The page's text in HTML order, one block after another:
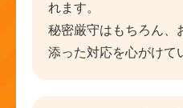
れます。
秘密厳守はもちろん、
添った対応を心がけて